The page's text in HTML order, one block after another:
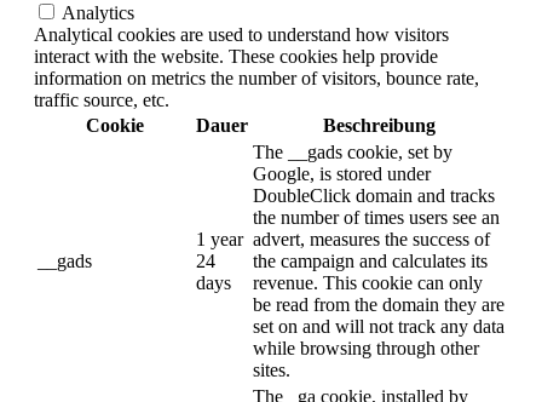
Analytics
Analytical cookies are used to understand how visitors
interact with the website. These cookies help provide
information on metrics the number of visitors, bounce rate,
traffic source, etc.
Cookie
Dauer Beschreibung
__gads
1 year
24
days
The __gads cookie, set by
Google, is stored under
DoubleClick domain and tracks
the number of times users see an
advert, measures the success of
the campaign and calculates its
revenue. This cookie can only
be read from the domain they are
set on and will not track any data
while browsing through other
sites.
The _ga cookie, installed by